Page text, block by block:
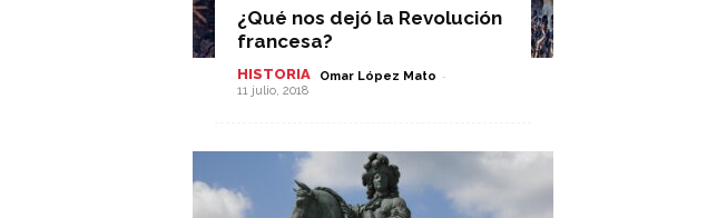
¿Qué nos dejó la Revolución
francesa?
HISTORIA Omar López Mato -
11 julio, 2018